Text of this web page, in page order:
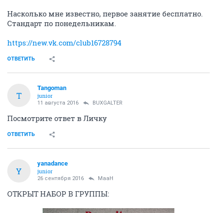
Насколько мне известно, первое занятие бесплатно.
Стандарт по понедельникам.
https://new.vk.com/club16728794
ОТВЕТИТЬ
T
Tangoman
junior
11 августа 2016 BUXGALTER
Посмотрите ответ в Личку
ОТВЕТИТЬ
Y
yanadance
junior
26 сентября 2016 MaaH
ОТКРЫТ НАБОР В ГРУППЫ: